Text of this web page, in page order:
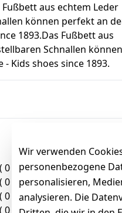
aus echtem Leder
können perfekt an
1893.Das Fußbett aus
Schnallen können
Kids shoes since 1893.
( 0 )
( 0 )
( 0 )
( 0 )
Wir verwenden
personenbezogene
personalisieren,
analysieren. Die